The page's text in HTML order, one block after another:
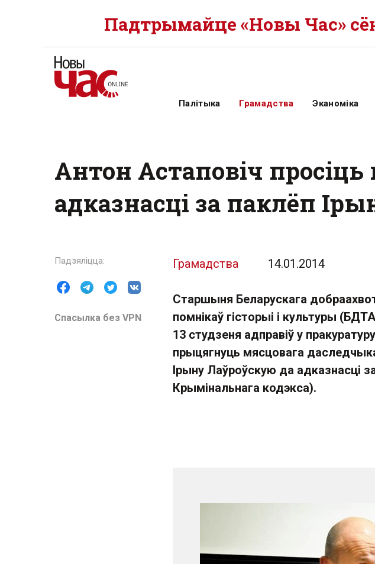
Падтрымайце «Новы Час»
Палітыка Грамадства Эканоміка
Антон Астаповіч
адказнасці за паклёп
Спасылка без VPN
Грамадства 14.01.2014
Старшыня Беларускага
помнікаў гісторыі і культуры
13 студзеня адправіў у
прыцягнуць мясцовага
Ірыну Лаўроўскую да адказнасці
Крымінальнага кодэкса).